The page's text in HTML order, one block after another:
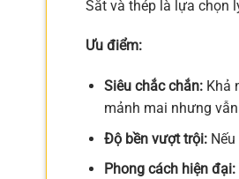
Sắt và thép là lựa chọn
Ưu điểm:
Siêu chắc chắn:Khả
mảnh mai nhưng
Độ bền vượt trội:Nếu
Phong cách hiện đại: